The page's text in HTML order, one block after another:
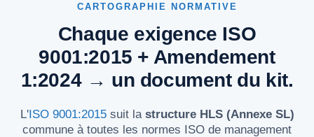
CARTOGRAPHIE NORMATIVE
Chaque exigence ISO
9001:2015 + Amendement
1:2024 → un document du kit.
L'ISO 9001:2015suit la structure HLS (Annexe SL)
commune à toutes les normes ISO de management